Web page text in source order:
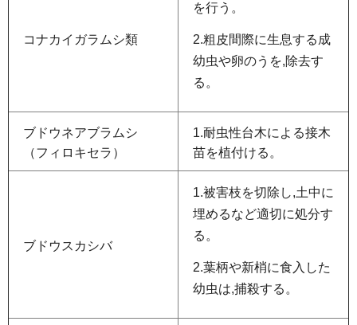
コナカイガラムシ類
を行う。
2.粗皮間際に生息する成
幼虫や卵のうを,除去す
る。
ブドウネアブラムシ
（フィロキセラ）
1.耐虫性台木による接木
苗を植付ける。
ブドウスカシバ
1.被害枝を切除し,土中に
埋めるなど適切に処分す
る。
2.葉柄や新梢に食入した
幼虫は,捕殺する。